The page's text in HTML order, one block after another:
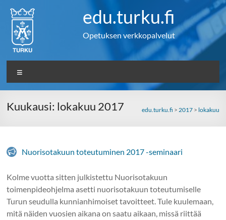
content
edu.turku.fi
Opetuksen verkkopalvelut
Kuukausi: lokakuu 2017 edu.turku.fi > 2017> lokakuu
Nuorisotakuun toteutuminen 2017 -seminaari
Kolme vuotta sitten julkistettu Nuorisotakuun
toimenpideohjelma asetti nuorisotakuun toteutumiselle
Turun seudulla kunnianhimoiset tavoitteet. Tule kuulemaan,
mitä näiden vuosien aikana on saatu aikaan, missä riittää